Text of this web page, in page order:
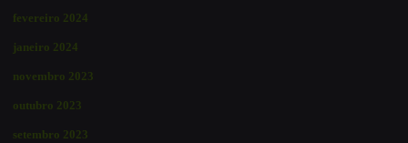
fevereiro 2024
janeiro 2024
novembro 2023
outubro 2023
setembro 2023